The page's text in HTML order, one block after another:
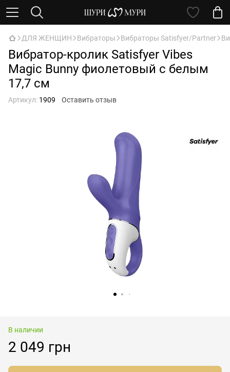
ДЛЯ ЖЕНЩИН Вибраторы Вибраторы Satisfyer/Partner
Вибратор-кролик Satisfyer Vibes
Magic Bunny фиолетовый с белым
17,7 см
Артикул: 1909 Оставить отзыв
В наличии
2 049 грн